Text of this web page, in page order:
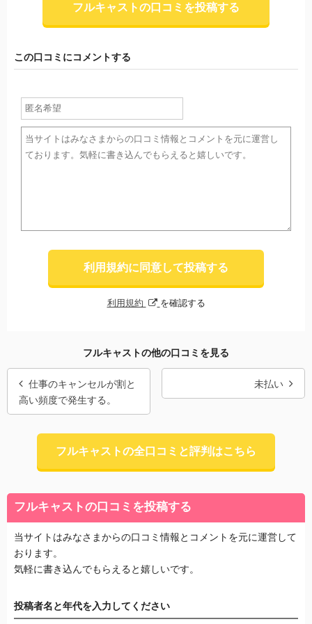
フルキャストの口コミを投稿する
この口コミにコメントする
利用規約に同意して投稿する
利用規約 を確認する
フルキャストの他の口コミを見る
仕事のキャンセルが割と
高い頻度で発生する。
未払い
フルキャストの全口コミと評判はこちら
フルキャストの口コミを投稿する
当サイトはみなさまからの口コミ情報とコメントを元に運営して
おります。
気軽に書き込んでもらえると嬉しいです。
投稿者名と年代を入力してください